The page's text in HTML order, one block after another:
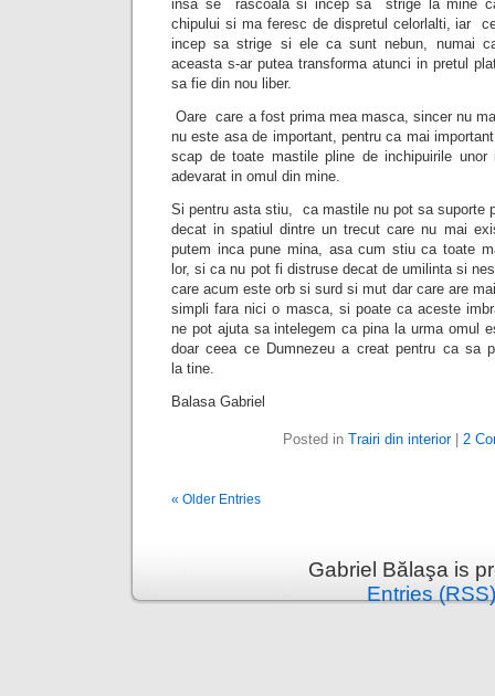
insa se rascoala si incep sa
strige la mine
chipului si ma feresc de dispretul celorlalti, iar
incep sa strige si ele ca sunt nebun, numai
aceasta s-ar putea transforma atunci in pretul
sa fie din nou liber.
Oare care a fost prima mea masca, sincer nu
nu este asa de important, pentru ca mai
scap de toate mastile pline de inchipuirile
adevarat in omul din mine.
Si pentru asta stiu,
ca mastile nu pot sa suporte
decat in spatiul dintre un trecut care nu mai
putem inca pune mina, asa cum stiu ca toate
lor, si ca nu pot fi distruse decat de umilinta si
care acum este orb si surd si mut dar care are
simpli fara nici o masca, si poate ca aceste
ne pot ajuta sa intelegem ca pina la urma omul
doar ceea ce Dumnezeu a creat pentru ca sa
la tine.
Balasa Gabriel
Posted in Trairi din interior| 2
« Older Entries
Gabriel Bălaşa is
Entries (RSS)